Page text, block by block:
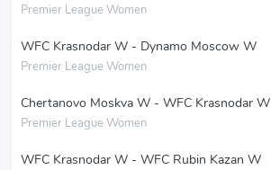
Premier League Women
WFC Krasnodar W - Dynamo Moscow W
Premier League Women
Chertanovo Moskva W - WFC Krasnodar W
Premier League Women
WFC Krasnodar W - WFC Rubin Kazan W